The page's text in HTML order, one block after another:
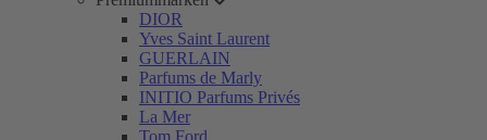
DIOR
Yves Saint Laurent
GUERLAIN
Parfums de Marly
INITIO Parfums Privés
La Mer
Tom Ford